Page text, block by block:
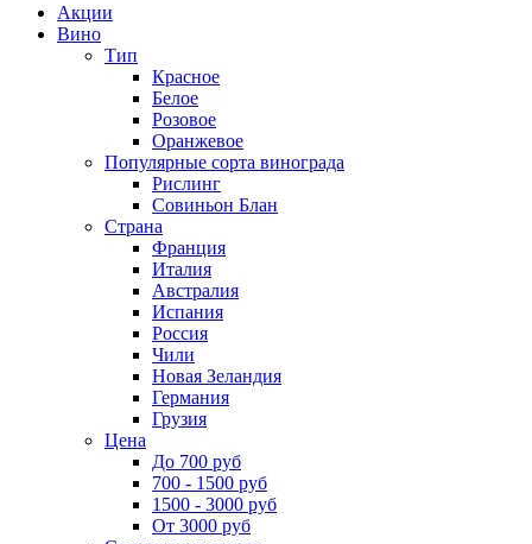
Акции
Вино
Тип
Красное
Белое
Розовое
Оранжевое
Популярные сорта винограда
Рислинг
Совиньон Блан
Страна
Франция
Италия
Австралия
Испания
Россия
Чили
Новая Зеландия
Германия
Грузия
Цена
До 700 руб
700 - 1500 руб
1500 - 3000 руб
От 3000 руб